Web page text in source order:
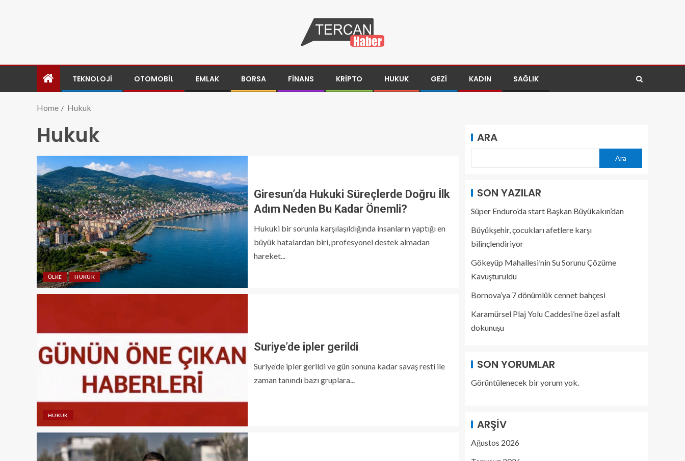
TEKNOLOJI OTOMOBIL EMLAK BORSA FINANS KRIPTO HUKUK GEZI KADIN SAĞLIK
Home Hukuk
Hukuk
ÜLKE HUKUK
Giresun’da Hukuki Süreçlerde Doğru İlk
Adım Neden Bu Kadar Önemli?
Hukuki bir sorunla karşılaşıldığında insanların yaptığı en
büyük hatalardan biri, profesyonel destek almadan
hareket...
HUKUK
Suriye’de ipler gerildi
Suriye’de ipler gerildi ve gün sonuna kadar savaş resti ile
zaman tanındı bazı gruplara...
ARA
Ara
SON YAZILAR
Süper Enduro’da start Başkan Büyükakın’dan
Büyükşehir, çocukları afetlere karşı
bilinçlendiriyor
Gökeyüp Mahallesi’nin Su Sorunu Çözüme
Kavuşturuldu
Bornova’ya 7 dönümlük cennet bahçesi
Karamürsel Plaj Yolu Caddesi’ne özel asfalt
dokunuşu
SON YORUMLAR
Görüntülenecek bir yorum yok.
ARŞIV
Ağustos 2026